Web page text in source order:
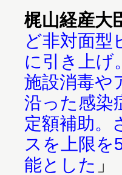
梶山経産大
ど非対面型
に引き上げ
施設消毒や
沿った感染
定額補助。
スを上限を
能とした 」